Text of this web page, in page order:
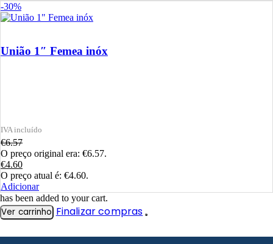
-30%
União 1″ Femea inóx
€6.57
O preço original era: €6.57.
€4.60
O preço atual é: €4.60.
Adicionar
has been added to your cart.
Ver carrinho Finalizar compras